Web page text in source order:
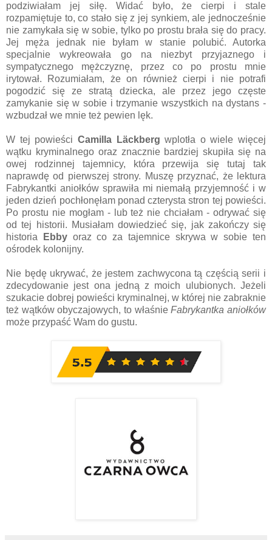
podziwiałam jej siłę. Widać było, że cierpi i stale
rozpamiętuje to, co stało się z jej synkiem, ale jednocześnie
nie zamykała się w sobie, tylko po prostu brała się do pracy.
Jej męża jednak nie byłam w stanie polubić. Autorka
specjalnie wykreowała go na niezbyt przyjaznego i
sympatycznego mężczyznę, przez co po prostu mnie
irytował. Rozumiałam, że on również cierpi i nie potrafi
pogodzić się ze stratą dziecka, ale przez jego częste
zamykanie się w sobie i trzymanie wszystkich na dystans -
wzbudzał we mnie też pewien lęk.
W tej powieści Camilla Läckberg wplotła o wiele więcej
wątku kryminalnego oraz znacznie bardziej skupiła się na
owej rodzinnej tajemnicy, która przewija się tutaj tak
naprawdę od pierwszej strony. Muszę przyznać, że lektura
Fabrykantki aniołków sprawiła mi niemałą przyjemność i w
jeden dzień pochłonęłam ponad czterysta stron tej powieści.
Po prostu nie mogłam - lub też nie chciałam - odrywać się
od tej historii. Musiałam dowiedzieć się, jak zakończy się
historia
Ebby oraz co za tajemnice skrywa w sobie ten
ośrodek kolonijny.
Nie będę ukrywać, że jestem zachwycona tą częścią serii i
zdecydowanie jest ona jedną z moich ulubionych. Jeżeli
szukacie dobrej powieści kryminalnej, w której nie zabraknie
też wątków obyczajowych, to właśnieFabrykantka aniołków
może przypaść Wam do gustu.